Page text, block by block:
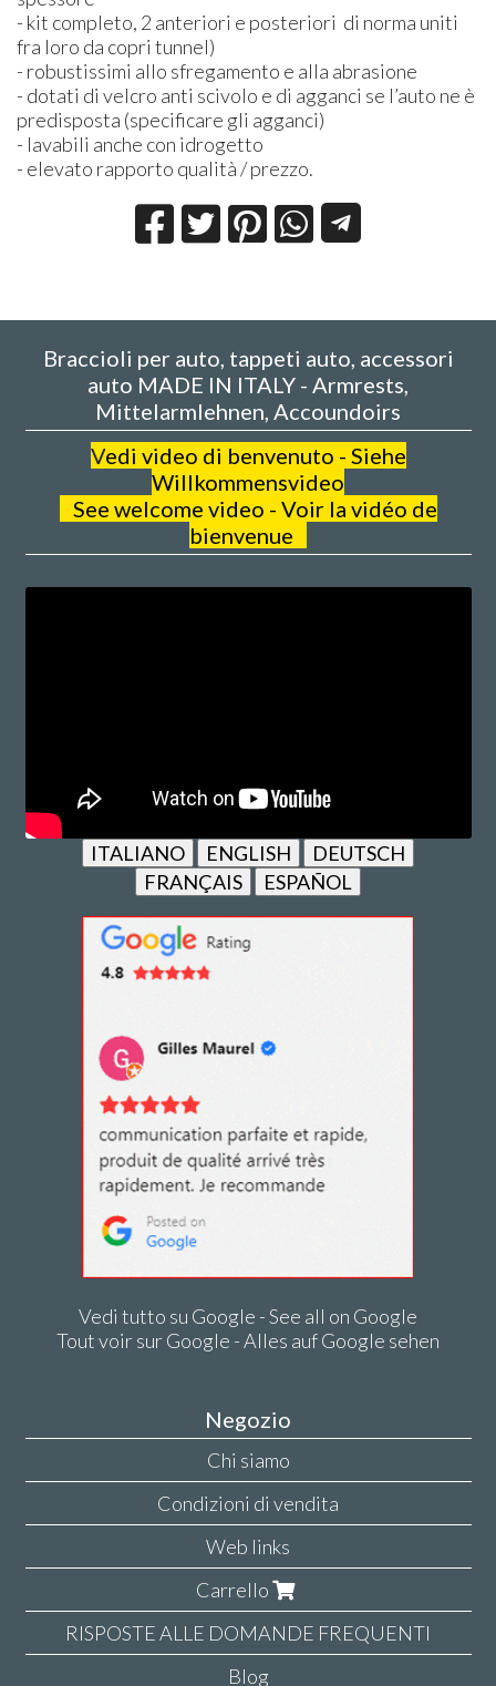
- kit completo, 2 anteriori e posteriori di norma uniti
fra loro da copri tunnel)
- robustissimi allo sfregamento e alla abrasione
- dotati di velcro anti scivolo e di agganci se l’auto ne è
predisposta (specificare gli agganci)
- lavabili anche con idrogetto
- elevato rapporto qualità / prezzo.
Braccioli per auto, tappeti auto, accessori
auto MADE IN ITALY - Armrests,
Mittelarmlehnen, Accoundoirs
Vedi video di benvenuto - Siehe
Willkommensvideo
See welcome video - Voir la vidéo de
bienvenue
ITALIANO ENGLISH
DEUTSCH
FRANÇAIS
ESPAÑOL
Vedi tutto su Google - See all on Google
Tout voir sur Google - Alles auf Google sehen
Negozio
Chi siamo
Condizioni di vendita
Web links
Carrello
RISPOSTE ALLE DOMANDE FREQUENTI
Blog